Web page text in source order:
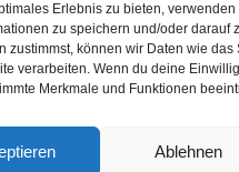
Erlebnis zu bieten,
zu speichern und/oder darauf
zustimmst, können wir Daten wie
verarbeiten. Wenn du deine
Merkmale und Funktionen
Ablehnen
Digital
Analytics
eCommerce
Advertising
Voice
Payment